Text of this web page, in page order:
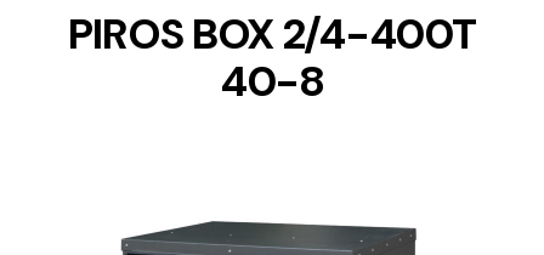
PIROS BOX 2/4-400T
40-8